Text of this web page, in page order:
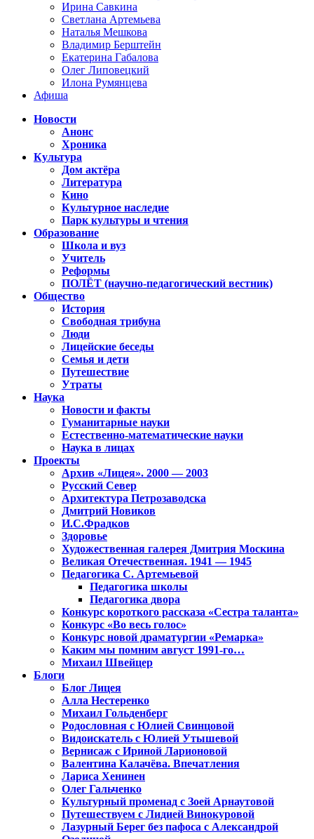
Ирина Савкина
Светлана Артемьева
Наталья Мешкова
Владимир Берштейн
Екатерина Габалова
Олег Липовецкий
Илона Румянцева
Афиша
Новости
Анонс
Хроника
Культура
Дом актёра
Литература
Кино
Культурное наследие
Парк культуры и чтения
Образование
Школа и вуз
Учитель
Реформы
ПОЛЁТ (научно-педагогический вестник)
Общество
История
Свободная трибуна
Люди
Лицейские беседы
Семья и дети
Путешествие
Утраты
Наука
Новости и факты
Гуманитарные науки
Естественно-математические науки
Наука в лицах
Проекты
Архив «Лицея». 2000 — 2003
Русский Север
Архитектура Петрозаводска
Дмитрий Новиков
И.С.Фрадков
Здоровье
Художественная галерея Дмитрия Москина
Великая Отечественная. 1941 — 1945
Педагогика С. Артемьевой
Педагогика школы
Педагогика двора
Конкурс короткого рассказа «Сестра таланта»
Конкурс «Во весь голос»
Конкурс новой драматургии «Ремарка»
Каким мы помним август 1991-го…
Михаил Швейцер
Блоги
Блог Лицея
Алла Нестеренко
Михаил Гольденберг
Родословная с Юлией Свинцовой
Видоискатель с Юлией Утышевой
Вернисаж с Ириной Ларионовой
Валентина Калачёва. Впечатления
Лариса Хенинен
Олег Гальченко
Культурный променад с Зоей Арнаутовой
Путешествуем с Лидией Винокуровой
Лазурный Берег без пафоса с Александрой